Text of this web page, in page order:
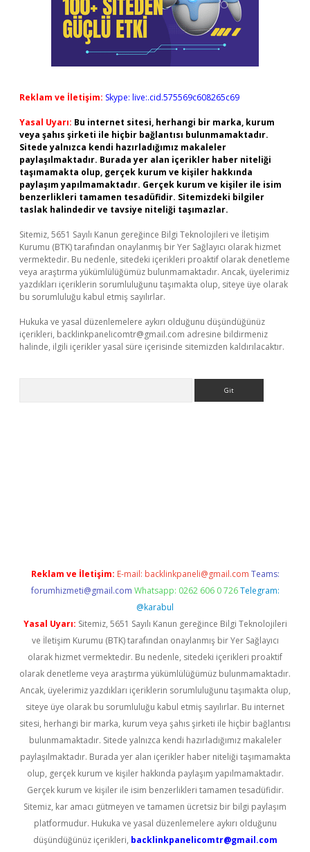
Reklam ve İletişim: Skype: live:.cid.575569c608265c69
Yasal Uyarı: Bu internet sitesi, herhangi bir marka, kurum
veya şahıs şirketi ile hiçbir bağlantısı bulunmamaktadır.
Sitede yalnızca kendi hazırladığımız makaleler
paylaşılmaktadır. Burada yer alan içerikler haber niteliği
taşımamakta olup, gerçek kurum ve kişiler hakkında
paylaşım yapılmamaktadır. Gerçek kurum ve kişiler ile isim
benzerlikleri tamamen tesadüfidir. Sitemizdeki bilgiler
taslak halindedir ve tavsiye niteliği taşımazlar.
Sitemiz, 5651 Sayılı Kanun gereğince Bilgi Teknolojileri ve İletişim
Kurumu (BTK) tarafından onaylanmış bir Yer Sağlayıcı olarak hizmet
vermektedir. Bu nedenle, sitedeki içerikleri proaktif olarak denetleme
veya araştırma yükümlülüğümüz bulunmamaktadır. Ancak, üyelerimiz
yazdıkları içeriklerin sorumluluğunu taşımakta olup, siteye üye olarak
bu sorumluluğu kabul etmiş sayılırlar.
Hukuka ve yasal düzenlemelere aykırı olduğunu düşündüğünüz
içerikleri, backlinkpanelicomtr@gmail.com adresine bildirmeniz
halinde, ilgili içerikler yasal süre içerisinde sitemizden kaldırılacaktır.
Reklam ve İletişim: E-mail: backlinkpaneli@gmail.com Teams:
forumhizmeti@gmail.com Whatsapp: 0262 606 0 726 Telegram:
@karabul
Yasal Uyarı: Sitemiz, 5651 Sayılı Kanun gereğince Bilgi Teknolojileri
ve İletişim Kurumu (BTK) tarafından onaylanmış bir Yer Sağlayıcı
olarak hizmet vermektedir. Bu nedenle, sitedeki içerikleri proaktif
olarak denetleme veya araştırma yükümlülüğümüz bulunmamaktadır.
Ancak, üyelerimiz yazdıkları içeriklerin sorumluluğunu taşımakta olup,
siteye üye olarak bu sorumluluğu kabul etmiş sayılırlar. Bu internet
sitesi, herhangi bir marka, kurum veya şahıs şirketi ile hiçbir bağlantısı
bulunmamaktadır. Sitede yalnızca kendi hazırladığımız makaleler
paylaşılmaktadır. Burada yer alan içerikler haber niteliği taşımamakta
olup, gerçek kurum ve kişiler hakkında paylaşım yapılmamaktadır.
Gerçek kurum ve kişiler ile isim benzerlikleri tamamen tesadüfidir.
Sitemiz, kar amacı gütmeyen ve tamamen ücretsiz bir bilgi paylaşım
platformudur. Hukuka ve yasal düzenlemelere aykırı olduğunu
düşündüğünüz içerikleri, backlinkpanelicomtr@gmail.com